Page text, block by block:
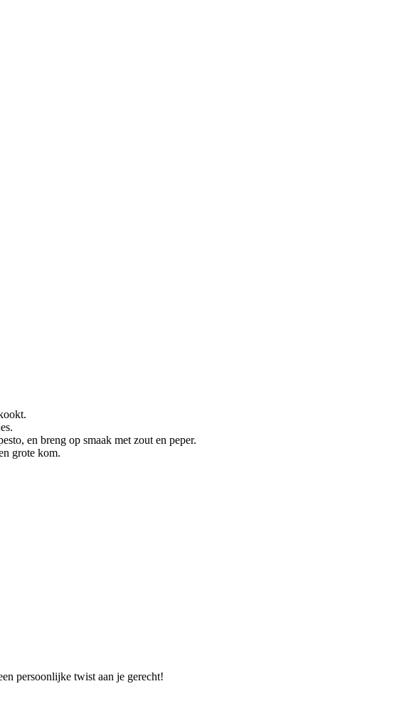
en breng op smaak met zout en peper.
grote kom.
persoonlijke twist aan je gerecht!